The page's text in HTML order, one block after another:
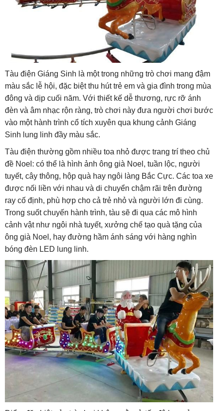
Tàu điện Giáng Sinh là một trong những trò chơi mang đậm
màu sắc lễ hội, đặc biệt thu hút trẻ em và gia đình trong mùa
đông và dịp cuối năm. Với thiết kế dễ thương, rực rỡ ánh
đèn và âm nhạc rộn ràng, trò chơi này đưa người chơi bước
vào một hành trình cổ tích xuyên qua khung cảnh Giáng
Sinh lung linh đầy màu sắc.
Tàu điện thường gồm nhiều toa nhỏ được trang trí theo chủ
đề Noel: có thể là hình ảnh ông già Noel, tuần lộc, người
tuyết, cây thông, hộp quà hay ngôi làng Bắc Cực. Các toa xe
được nối liền với nhau và di chuyển chậm rãi trên đường
ray cố định, phù hợp cho cả trẻ nhỏ và người lớn đi cùng.
Trong suốt chuyến hành trình, tàu sẽ đi qua các mô hình
cảnh vật như ngôi nhà tuyết, xưởng chế tạo quà tặng của
ông già Noel, hay đường hầm ánh sáng với hàng nghìn
bóng đèn LED lung linh.